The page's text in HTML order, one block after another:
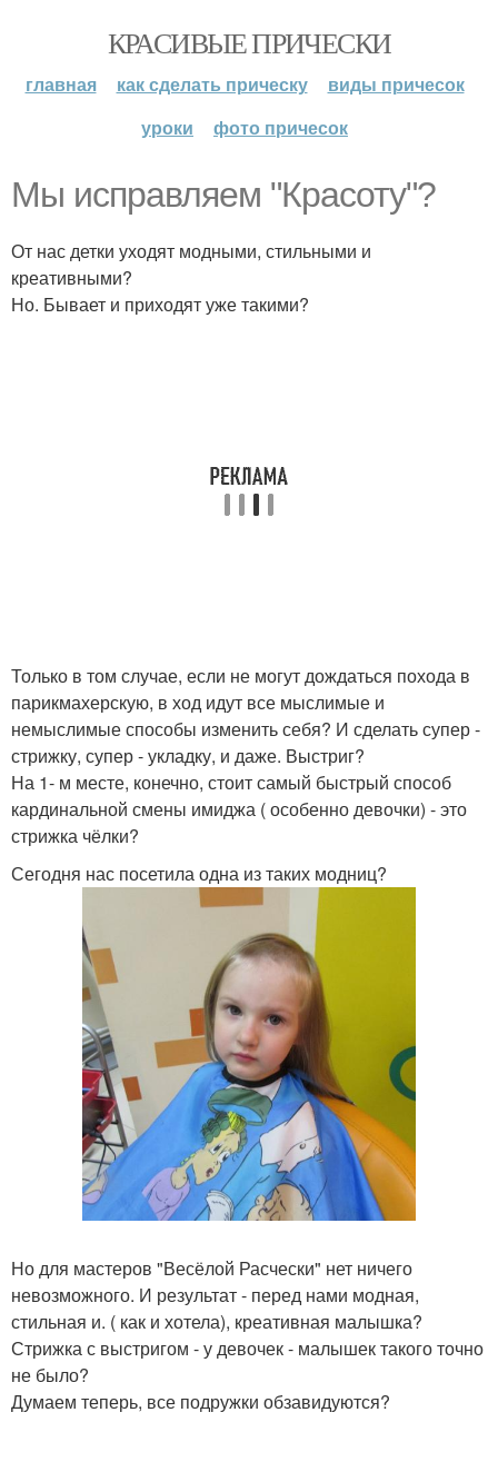
КРАСИВЫЕ ПРИЧЕСКИ
главная как сделать прическу
виды причесок
уроки
фото причесок
Мы исправляем "Красоту"?
От нас детки уходят модными, стильными и
креативными?
Но. Бывает и приходят уже такими?
Только в том случае, если не могут дождаться похода в
парикмахерскую, в ход идут все мыслимые и
немыслимые способы изменить себя? И сделать супер -
стрижку, супер - укладку, и даже. Выстриг?
На 1- м месте, конечно, стоит самый быстрый способ
кардинальной смены имиджа ( особенно девочки) - это
стрижка чёлки?
Сегодня нас посетила одна из таких модниц?
Но для мастеров "Весёлой Расчески" нет ничего
невозможного. И результат - перед нами модная,
стильная и. ( как и хотела), креативная малышка?
Стрижка с выстригом - у девочек - малышек такого точно
не было?
Думаем теперь, все подружки обзавидуются?